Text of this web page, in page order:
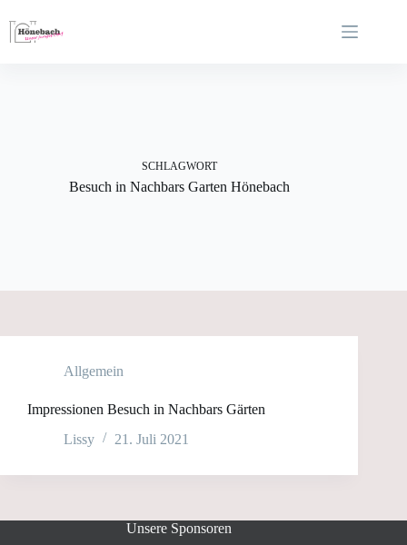
Inhalt
springen
SCHLAGWORT
Besuch in Nachbars Garten Hönebach
Allgemein
Impressionen Besuch in Nachbars Gärten
Lissy
21. Juli 2021
Unsere Sponsoren